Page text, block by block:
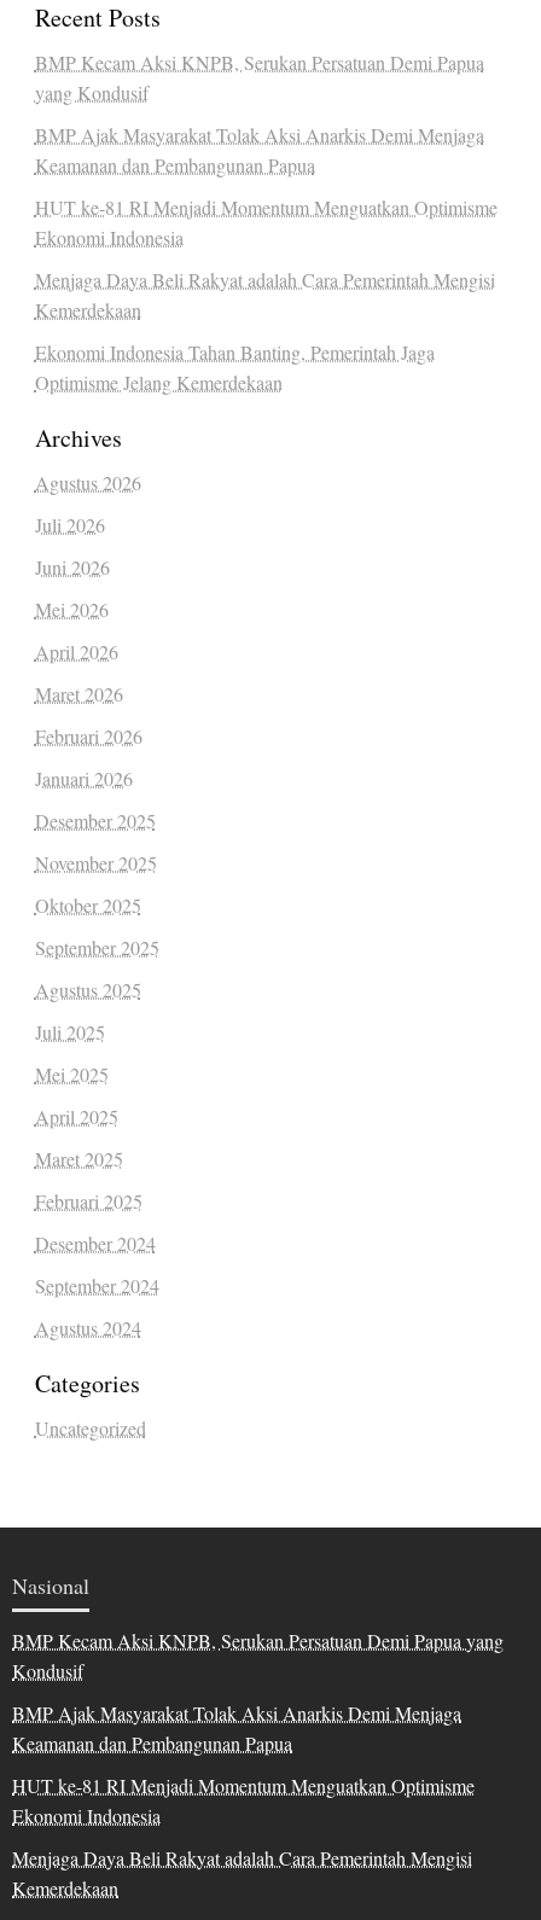
Recent Posts
BMP Kecam Aksi KNPB, Serukan Persatuan Demi Papua
yang Kondusif
BMP Ajak Masyarakat Tolak Aksi Anarkis Demi Menjaga
Keamanan dan Pembangunan Papua
HUT ke-81 RI Menjadi Momentum Menguatkan Optimisme
Ekonomi Indonesia
Menjaga Daya Beli Rakyat adalah Cara Pemerintah Mengisi
Kemerdekaan
Ekonomi Indonesia Tahan Banting, Pemerintah Jaga
Optimisme Jelang Kemerdekaan
Archives
Agustus 2026
Juli 2026
Juni 2026
Mei 2026
April 2026
Maret 2026
Februari 2026
Januari 2026
Desember 2025
November 2025
Oktober 2025
September 2025
Agustus 2025
Juli 2025
Mei 2025
April 2025
Maret 2025
Februari 2025
Desember 2024
September 2024
Agustus 2024
Categories
Uncategorized
Nasional
BMP Kecam Aksi KNPB, Serukan Persatuan Demi Papua yang
Kondusif
BMP Ajak Masyarakat Tolak Aksi Anarkis Demi Menjaga
Keamanan dan Pembangunan Papua
HUT ke-81 RI Menjadi Momentum Menguatkan Optimisme
Ekonomi Indonesia
Menjaga Daya Beli Rakyat adalah Cara Pemerintah Mengisi
Kemerdekaan